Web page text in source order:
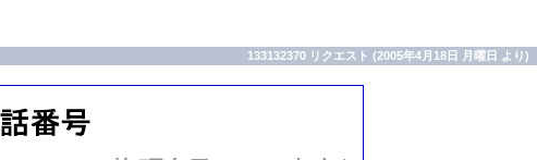
133132370 リクエスト (2005年4月18日 月曜日 より)